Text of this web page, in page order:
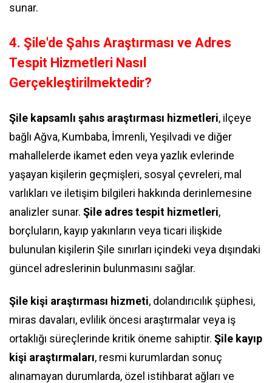
sunar.
4. Şile'de Şahıs Araştırması ve Adres
Tespit Hizmetleri Nasıl
Gerçekleştirilmektedir?
Şile kapsamlı şahıs araştırması hizmetleri, ilçeye
bağlı Ağva, Kumbaba, İmrenli, Yeşilvadi ve diğer
mahallelerde ikamet eden veya yazlık evlerinde
yaşayan kişilerin geçmişleri, sosyal çevreleri, mal
varlıkları ve iletişim bilgileri hakkında derinlemesine
analizler sunar. Şile adres tespit hizmetleri,
borçluların, kayıp yakınların veya ticari ilişkide
bulunulan kişilerin Şile sınırları içindeki veya dışındaki
güncel adreslerinin bulunmasını sağlar.
Şile kişi araştırması hizmeti, dolandırıcılık şüphesi,
miras davaları, evlilik öncesi araştırmalar veya iş
ortaklığı süreçlerinde kritik öneme sahiptir. Şile kayıp
kişi araştırmaları, resmi kurumlardan sonuç
alınamayan durumlarda, özel istihbarat ağları ve